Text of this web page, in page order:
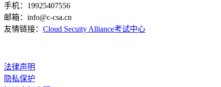
手机：19925407556
邮箱：info@c-csa.cn
友情链接： Cloud Secuity Alliance考试中心
法律声明
隐私保护